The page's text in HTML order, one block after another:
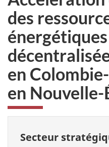
des
énergétiques
en
en Nouvelle-
Secteur